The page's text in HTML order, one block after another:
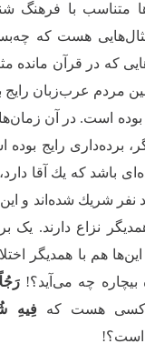
متناسب با فرهنگ
هست که
كه در قرآن مانده
مردم عرب‌زبان رایج
بوده است. در آن
برده‌داری رایج
باشد که یك آقا
شریك شده‌اند و این
نزاع دارند. یک
هم با همدیگر
بیچاره چه مى‌‌آید؟!
كسى هست كهفِيهِ
است؟!